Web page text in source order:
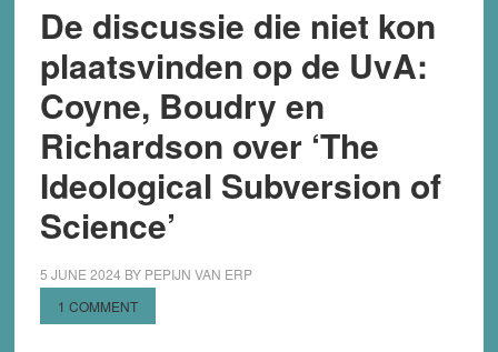
De discussie die niet kon
plaatsvinden op de UvA:
Coyne, Boudry en
Richardson over ‘The
Ideological Subversion of
Science’
5 JUNE 2024 BY PEPIJN VAN ERP
1 COMMENT